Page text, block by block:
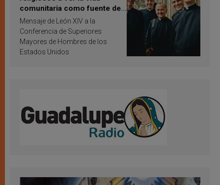
comunitaria como fuente de
inspiración y santificación
Mensaje de León XIV a la
Conferencia de Superiores
Mayores de Hombres de los
Estados Unidos